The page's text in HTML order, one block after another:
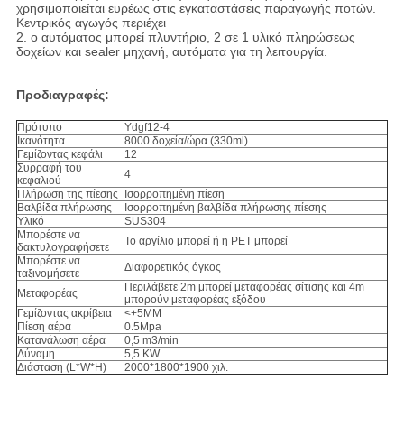
χρησιμοποιείται ευρέως στις εγκαταστάσεις παραγωγής ποτών.
Κεντρικός αγωγός περιέχει
2. ο αυτόματος μπορεί πλυντήριο, 2 σε 1 υλικό πληρώσεως
δοχείων και sealer μηχανή, αυτόματα για τη λειτουργία.
Προδιαγραφές:
Πρότυπο
Ydgf12-4
Ικανότητα
8000 δοχεία/ώρα (330ml)
Γεμίζοντας κεφάλι
12
Συρραφή του
κεφαλιού
4
Πλήρωση της πίεσης
Ισορροπημένη πίεση
Βαλβίδα πλήρωσης
Ισορροπημένη βαλβίδα πλήρωσης πίεσης
Υλικό
SUS304
Μπορέστε να
δακτυλογραφήσετε
Το αργίλιο μπορεί ή η PET μπορεί
Μπορέστε να
ταξινομήσετε
Διαφορετικός όγκος
Μεταφορέας
Περιλάβετε 2m μπορεί μεταφορέας σίτισης και 4m
μπορούν μεταφορέας εξόδου
Γεμίζοντας ακρίβεια
<+5MM
Πίεση αέρα
0.5Mpa
Κατανάλωση αέρα
0,5 m3/min
Δύναμη
5,5 KW
Διάσταση (L*W*H)
2000*1800*1900 χιλ.